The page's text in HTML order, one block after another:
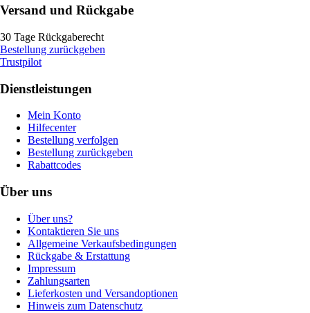
Versand und Rückgabe
30 Tage Rückgaberecht
Bestellung zurückgeben
Trustpilot
Dienstleistungen
Mein Konto
Hilfecenter
Bestellung verfolgen
Bestellung zurückgeben
Rabattcodes
Über uns
Über uns?
Kontaktieren Sie uns
Allgemeine Verkaufsbedingungen
Rückgabe & Erstattung
Impressum
Zahlungsarten
Lieferkosten und Versandoptionen
Hinweis zum Datenschutz